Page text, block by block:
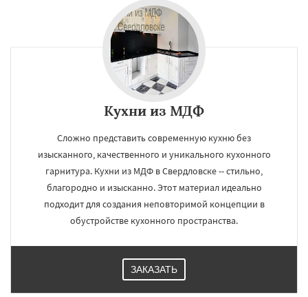
Кухни из МДФ
Сложно представить современную кухню без
изысканного, качественного и уникального кухонного
гарнитура. Кухни из МДФ в Свердловске -- стильно,
благородно и изысканно. Этот материал идеально
подходит для создания неповторимой концепции в
обустройстве кухонного пространства.
ЗАКАЗАТЬ